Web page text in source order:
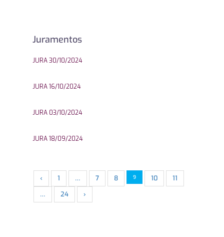
Juramentos
JURA 30/10/2024
JURA 16/10/2024
JURA 03/10/2024
JURA 18/09/2024
‹ 1 … 7 8 9 10
11
…
24 ›